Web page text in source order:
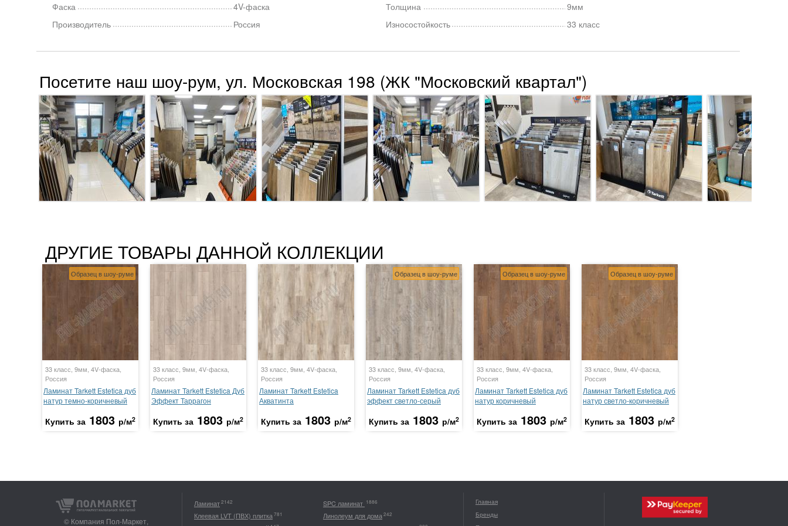
Фаска
4V-фаска
Производитель
Россия
Толщина
9мм
Износостойкость
33 класс
Посетите наш шоу-рум, ул. Московская 198 (ЖК "Московский квартал")
ДРУГИЕ ТОВАРЫ ДАННОЙ КОЛЛЕКЦИИ
Образец в шоу-руме
33 класс, 9мм, 4V-фаска,
Россия
Ламинат Tarkett Estetica дуб
натур темно-коричневый
Купить за 1803 р/м2
33 класс, 9мм, 4V-фаска,
Россия
Ламинат Tarkett Estetica Дуб
Эффект Таррагон
Купить за 1803 р/м2
33 класс, 9мм, 4V-фаска,
Россия
Ламинат Tarkett Estetica
Акватинта
Купить за 1803 р/м2
Образец в шоу-руме
33 класс, 9мм, 4V-фаска,
Россия
Ламинат Tarkett Estetica дуб
эффект светло-серый
Купить за 1803 р/м2
Образец в шоу-руме
33 класс, 9мм, 4V-фаска,
Россия
Ламинат Tarkett Estetica дуб
натур коричневый
Купить за 1803 р/м2
Образец в шоу-руме
33 класс, 9мм, 4V-фаска,
Россия
Ламинат Tarkett Estetica дуб
натур светло-коричневый
Купить за 1803 р/м2
© Компания Пол-Маркет,
Ламинат2142 SPC ламинат 1886
Клеевая LVT (ПВХ) плитка781 Линолеум для дома242
Главная
Бренды